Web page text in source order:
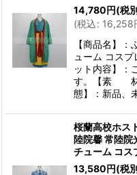
14,780円(税
(税込: 16,258
【商品名】
ューム コス
ット内容】：
す。【素 材
態】：新品
桜蘭高校ホス
陸院馨 常陸院
チューム コス
13,580円(税